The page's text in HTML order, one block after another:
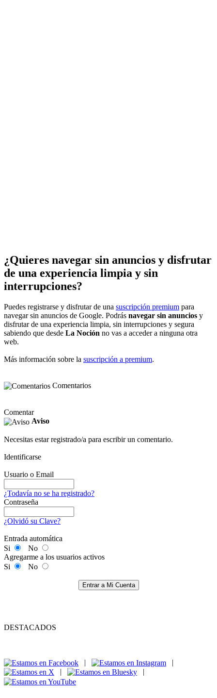
¿Quieres navegar sin anuncios y disfrutar
de una experiencia limpia y sin
interrupciones?
Puedes registrarse y disfrutar de una suscripción premium para
navegar sin anuncios de Google. Podrás navegar sin anuncios y
disfrutar de una experiencia limpia, sin interrupciones y segura
sabiendo que desde La Noción no vas a acceder a ninguna otra
web.
Más información sobre la suscripción a premium.
Comentarios
Comentar
Aviso
Necesitas estar registrado/a para escribir un comentario.
Identificarse
Usuario o Email
¿Todavía no se ha registrado?
Contraseña
¿Olvidó su Clave?
Entrada automática
Si
No
Agregarme a los usuarios activos
Si
No
Entrar a Mi Cuenta
DESTACADOS
|
|
|
|